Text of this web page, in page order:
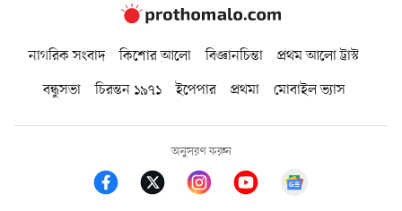
নাগরিক সংবাদ কিশোর আলো বিজ্ঞানচিন্তা
প্রথম আলো ট্রাস্ট
বন্ধুসভা
চিরন্তন ১৯৭১ ইপেপার প্রথমা মোবাইল ভ্যাস
অনুসরণ করুন